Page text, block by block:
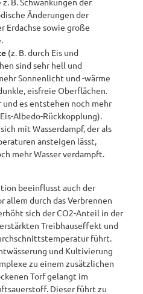
Änderungen der
Erdachse sowie große
(z. B. durch Eis und
sind sehr hell und
Sonnenlicht und -wärme
eisfreie Oberflächen.
und es entstehen noch mehr
Albedo-Rückkopplung).
mit Wasserdampf, der als
ansteigen lässt,
mehr Wasser verdampft.
beeinflusst auch der
allem durch das Verbrennen
sich der CO2-Anteil in der
Treibhauseffekt und
führt.
und Kultivierung
zu einem zusätzlichen
Torf gelangt im
Dieser führt zu